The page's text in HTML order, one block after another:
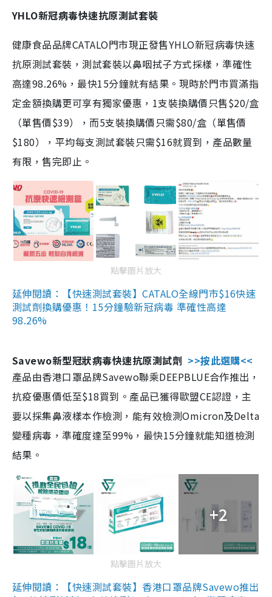
YHLO新冠病毒快速抗原測試套裝
健康食品品牌CATALO門市現正發售YHLO新冠病毒快速
抗原測試套裝，測試套裝以鼻咽拭子方式採樣，準確性
高達98.26%，最快15分鐘就有結果。現時於門市買滿指
定金額換購更可享有獨家優惠，1支裝換購價只售$20/盒
（單售價$39），而5支裝換購價只需$80/盒（單售價
$180），平均每支測試套裝只需$16就買到，產品數量
有限，售完即止。
點擊圖片放大
延伸閱讀：【快速測試套裝】CATALO全線門市$16快速
測試劑換購優惠！15分鐘驗新冠病毒 準確性高達
98.26%
Savewo新型冠狀病毒快速抗原測試劑 >>按此選購<<
產品由香港口罩品牌Savewo聯乘DEEPBLUE合作推出，
抗疫優惠價低至$18買到。產品已獲得歐盟CE認證，主
要以採集鼻液樣本作檢測，能有效檢測Omicron及Delta
變種病毒，準確度達至99%，最快15分鐘就能知道檢測
結果。
+2
點擊圖片放大
延伸閱讀：【快速測試套裝】香港口罩品牌Savewo推出